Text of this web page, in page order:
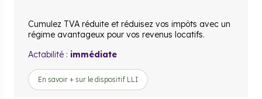
Cumulez TVA réduite et réduisez vos impôts avec un
régime avantageux pour vos revenus locatifs.
Actabilité : immédiate
En savoir + sur le dispositif LLI